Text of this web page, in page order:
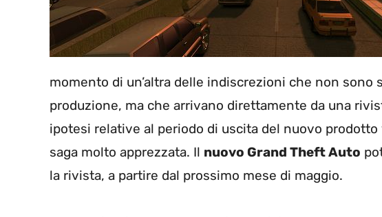
momento di un’altra delle indiscrezioni che non sono
produzione, ma che arrivano direttamente da una
ipotesi relative al periodo di uscita del nuovo
saga molto apprezzata. Il nuovo Grand Theft Auto
la rivista, a partire dal prossimo mese di maggio.